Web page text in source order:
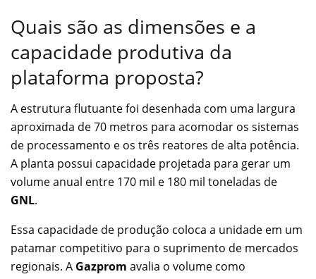
Quais são as dimensões e a
capacidade produtiva da
plataforma proposta?
A estrutura flutuante foi desenhada com uma largura
aproximada de 70 metros para acomodar os sistemas
de processamento e os três reatores de alta potência.
A planta possui capacidade projetada para gerar um
volume anual entre 170 mil e 180 mil toneladas de
GNL.
Essa capacidade de produção coloca a unidade em um
patamar competitivo para o suprimento de mercados
regionais. A Gazprom avalia o volume como